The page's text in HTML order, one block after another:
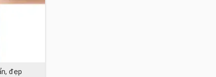
đẹp